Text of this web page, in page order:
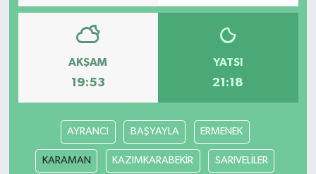
AKŞAM
19:53
YATSI
21:18
AYRANCI BAŞYAYLA ERMENEK
KARAMAN KAZIMKARABEKİR SARIVELİLER
Sağlık
SürManşet
Yaşam